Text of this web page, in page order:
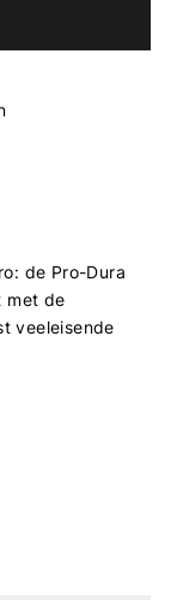
de Pro-Dura
met de
veeleisende